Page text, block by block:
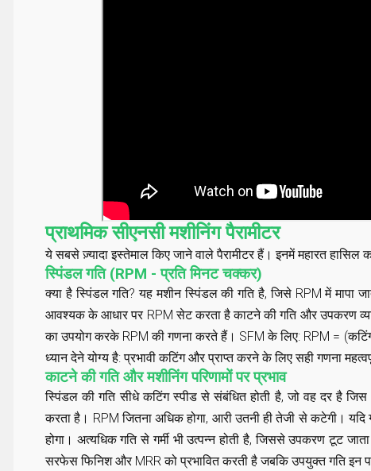
प्राथमिक सीएनसी मशीनिंग पैरामीटर
ये सबसे ज़्यादा इस्तेमाल किए जाने वाले पैरामीटर हैं। इनमें महारत
स्पिंडल गति (RPM - प्रति मिनट चक्कर)
क्या हैस्पिंडल गति? यह मशीन स्पिंडल की गति है, जिसे RPM में मापा
आवश्यक के आधार पर RPM सेट करता हैकाटने की गतिऔर उपकरण
का उपयोग करके RPM की गणना करते हैं। SFM के लिए: RPM =
ध्यान देने योग्य है: प्रभावी कटिंग और प्राप्त करने के लिए सही गणना
काटने की गति और मशीनिंग परिणामों पर प्रभाव
स्पिंडल की गति सीधे कटिंग स्पीड से संबंधित होती है, जो वह दर है जिस
करता है। RPM जितना अधिक होगा, आरी उतनी ही तेजी से कटेगी। यदि
होगा। अत्यधिक गति से गर्मी भी उत्पन्न होती है, जिससे उपकरण टूट
सरफेस फिनिश और MRR को प्रभावित करती है जबकि उपयुक्त गति इन